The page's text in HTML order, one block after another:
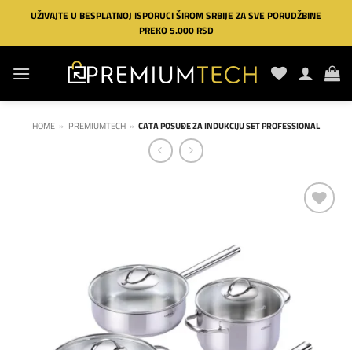
Preskoči
sadržaj
UŽIVAJTE U BESPLATNOJ ISPORUCI ŠIROM SRBIJE ZA SVE PORUDŽBINE
PREKO 5.000 RSD
HOME » PREMIUMTECH » CATA POSUĐE ZA INDUKCIJU SET PROFESSIONAL